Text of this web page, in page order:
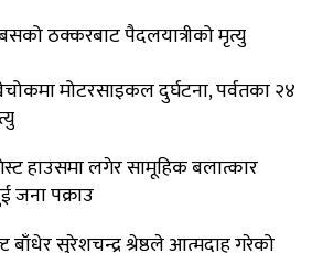
ठक्करबाट पैदलयात्रीको मृत्यु
मोटरसाइकल दुर्घटना, पर्वतका २४
हाउसमा लगेर सामूहिक बलात्कार
जना पक्राउ
बाँधेर सुरेशचन्द्र श्रेष्ठले आत्मदाह गरेको